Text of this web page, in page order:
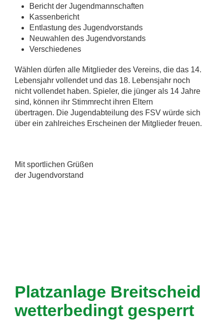
Bericht der Jugendmannschaften
Kassenbericht
Entlastung des Jugendvorstands
Neuwahlen des Jugendvorstands
Verschiedenes
Wählen dürfen alle Mitglieder des Vereins, die das 14.
Lebensjahr vollendet und das 18. Lebensjahr noch
nicht vollendet haben. Spieler, die jünger als 14 Jahre
sind, können ihr Stimmrecht ihren Eltern
übertragen. Die Jugendabteilung des FSV würde sich
über ein zahlreiches Erscheinen der Mitglieder freuen.
Mit sportlichen Grüßen
der Jugendvorstand
Platzanlage Breitscheid
wetterbedingt gesperrt